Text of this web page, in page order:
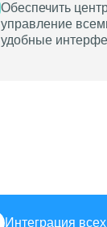
Обеспечить
управление
удобные
Интеграция